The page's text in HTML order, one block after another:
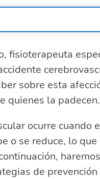
cerebrovascular
cerebrovascular
cerebrovascular
del accidente
tras un
sobre recuperación
fisioterapeuta
sobre esta
quienes la padecen.
ocurre cuando
o se reduce, lo
de